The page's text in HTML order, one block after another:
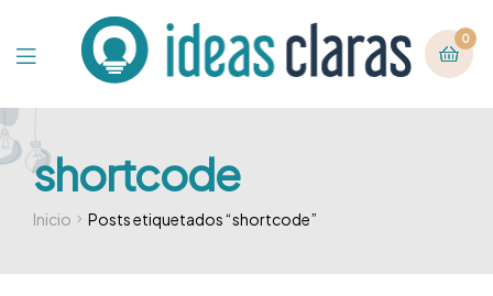
0
shortcode
Inicio Posts etiquetados “shortcode”